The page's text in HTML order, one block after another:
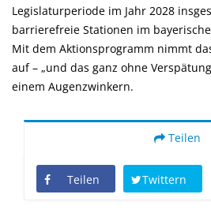
Legislaturperiode im Jahr 2028
barrierefreie Stationen im
Mit dem Aktionsprogramm nimmt
auf – „und das ganz ohne
einem Augenzwinkern.
Teilen
Teilen Twittern